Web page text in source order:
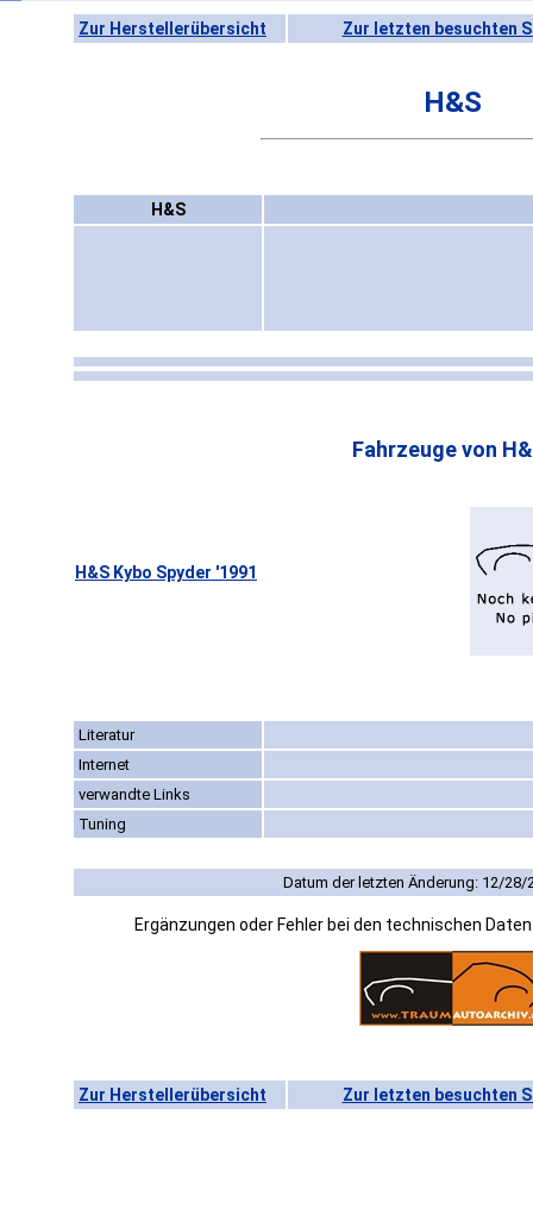
Zur Herstellerübersicht Zur letzten besuchten
H&S
H&S
Fahrzeuge von
H&S Kybo Spyder '1991
Literatur
Internet
verwandte Links
Tuning
Datum der letzten Änderung: 12/28/
Ergänzungen oder Fehler bei den technischen
Zur Herstellerübersicht Zur letzten besuchten